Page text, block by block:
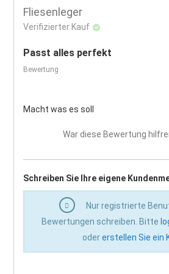
Fliesenleger
Verifizierter Kauf
Passt alles perfekt
Bewertung
Macht was es soll
War diese Bewertung
Schreiben Sie Ihre eigene
Nur registrierte
Bewertungen schreiben. Bitte
odererstellen Sie ein